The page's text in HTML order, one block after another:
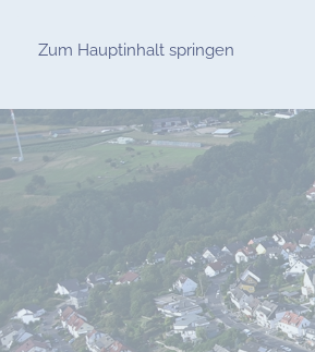
Zum Hauptinhalt springen